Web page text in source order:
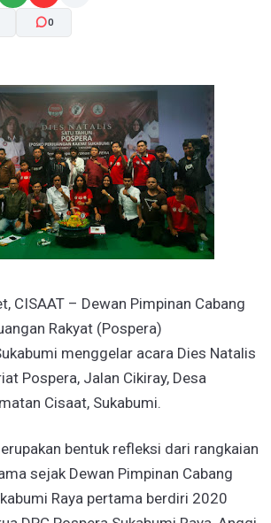
A+
0
CISAAT – Dewan Pimpinan Cabang
Rakyat (Pospera)
menggelar acara Dies Natalis
Pospera, Jalan Cikiray, Desa
Cisaat, Sukabumi.
bentuk refleksi dari rangkaian
sejak Dewan Pimpinan Cabang
Raya pertama berdiri 2020